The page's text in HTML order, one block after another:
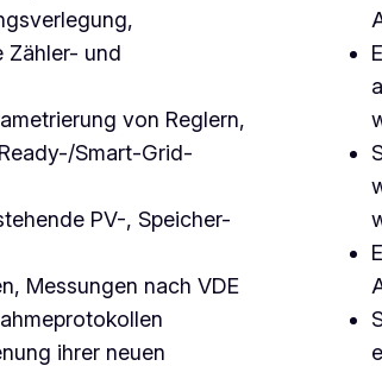
Zähler- und
von Reglern,
Smart-Grid-
PV-, Speicher-
Messungen nach VDE
ihrer neuen